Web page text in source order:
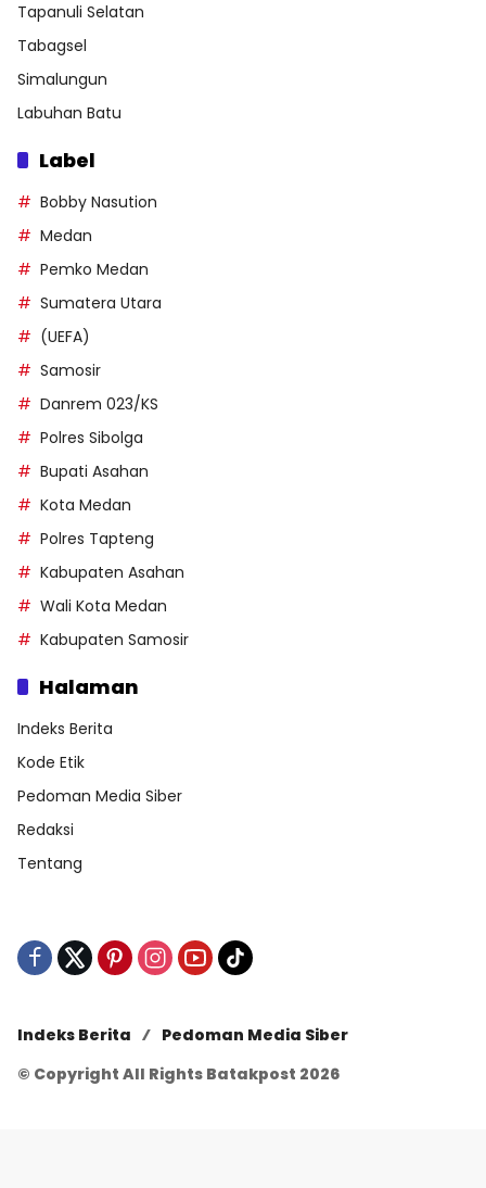
Tapanuli Selatan
Tabagsel
Simalungun
Labuhan Batu
Label
Bobby Nasution
Medan
Pemko Medan
Sumatera Utara
(UEFA)
Samosir
Danrem 023/KS
Polres Sibolga
Bupati Asahan
Kota Medan
Polres Tapteng
Kabupaten Asahan
Wali Kota Medan
Kabupaten Samosir
Halaman
Indeks Berita
Kode Etik
Pedoman Media Siber
Redaksi
Tentang
Indeks Berita
Pedoman Media Siber
© Copyright All Rights Batakpost 2026